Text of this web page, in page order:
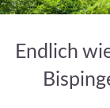
Endlich